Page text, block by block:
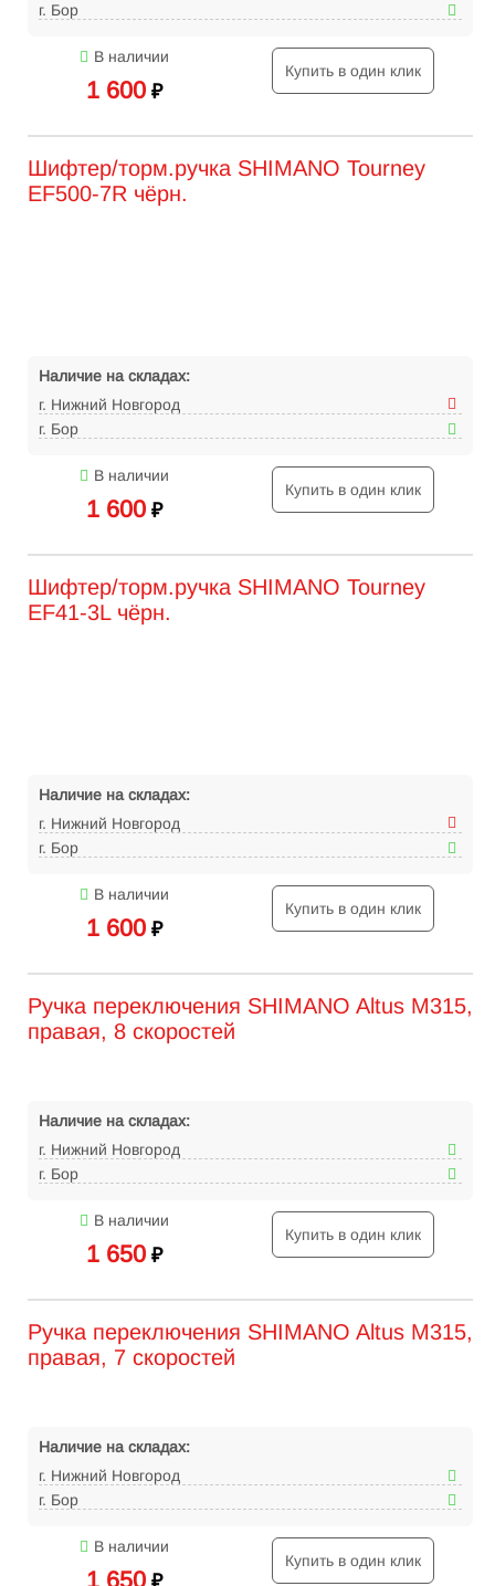
г. Бор
В наличии
1 600 ₽
Купить в один клик
Шифтер/торм.ручка SHIMANO Tourney
EF500-7R чёрн.
Наличие на складах:
г. Нижний Новгород
г. Бор
В наличии
1 600 ₽
Купить в один клик
Шифтер/торм.ручка SHIMANO Tourney
EF41-3L чёрн.
Наличие на складах:
г. Нижний Новгород
г. Бор
В наличии
1 600 ₽
Купить в один клик
Ручка переключения SHIMANO Altus M315,
правая, 8 скоростей
Наличие на складах:
г. Нижний Новгород
г. Бор
В наличии
1 650 ₽
Купить в один клик
Ручка переключения SHIMANO Altus M315,
правая, 7 скоростей
Наличие на складах:
г. Нижний Новгород
г. Бор
В наличии
1 650
Купить в один клик